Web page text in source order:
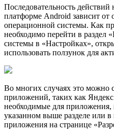
Последовательность действий
платформе Android зависит от
операционной системы. Как
необходимо перейти в раздел
системы в «Настройках»,
использовать ползунок для
Во многих случаях это можно
приложений, таких как
необходимые для
указанном выше разделе или
приложения на странице